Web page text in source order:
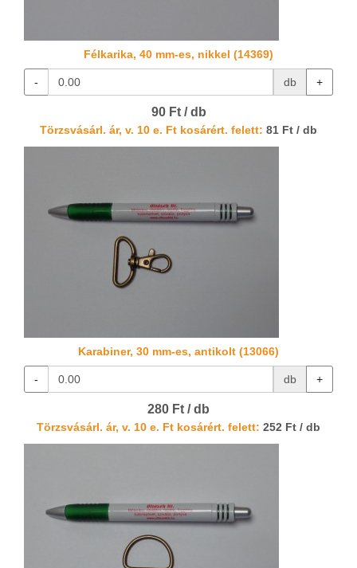
Félkarika, 40 mm-es, nikkel (14369)
- db +
90 Ft / db
Törzsvásárl. ár, v. 10 e. Ft kosárért. felett: 81 Ft / db
Karabiner, 30 mm-es, antikolt (13066)
- db +
280 Ft / db
Törzsvásárl. ár, v. 10 e. Ft kosárért. felett: 252 Ft / db